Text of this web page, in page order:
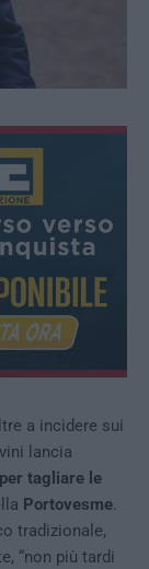
a incidere sui
lancia
tagliare le
Portovesme.
tradizionale,
“non più tardi